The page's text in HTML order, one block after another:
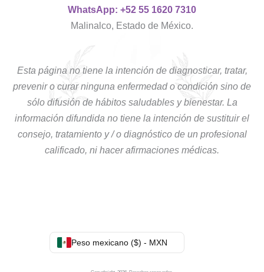
WhatsApp: +52 55 1620 7310
Malinalco, Estado de México.
Esta página no tiene la intención de diagnosticar, tratar,
prevenir o curar ninguna enfermedad o condición sino de
sólo difusión de hábitos saludables y bienestar. La
información difundida no tiene la intención de sustituir el
consejo, tratamiento y / o diagnóstico de un profesional
calificado, ni hacer afirmaciones médicas.
Peso mexicano ($) - MXN